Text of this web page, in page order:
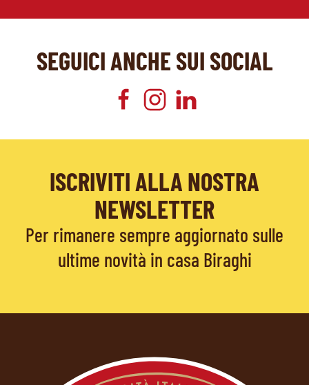
SEGUICI ANCHE SUI SOCIAL
ISCRIVITI ALLA NOSTRA
NEWSLETTER
Per rimanere sempre aggiornato sulle
ultime novità in casa Biraghi